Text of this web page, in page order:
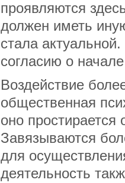
проявляются
должен иметь
стала
согласию о
Воздействие
общественная
оно простирается
Завязываются
для
деятельность